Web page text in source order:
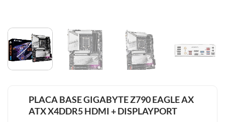
PLACA BASE GIGABYTE Z790 EAGLE AX
ATX X4DDR5 HDMI + DISPLAYPORT